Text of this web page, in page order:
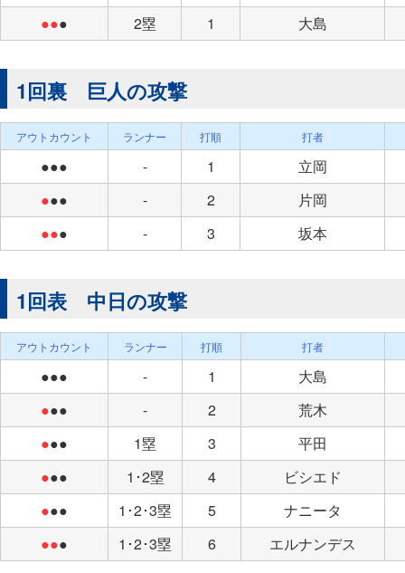
●●● 2塁 1 大島
1回裏 巨人の攻撃
アウトカウント ランナー 打順 打者
●●● - 1
立岡
●●● - 2
片岡
●●● - 3 坂本
1回表 中日の攻撃
アウトカウント ランナー 打順 打者
●●● - 1
大島
●●● - 2
荒木
●●● 1塁 3
平田
●●● 1･2塁 4
ビシエド
●●● 1･2･3塁 5
ナニータ
●●● 1･2･3塁 6 エルナンデス